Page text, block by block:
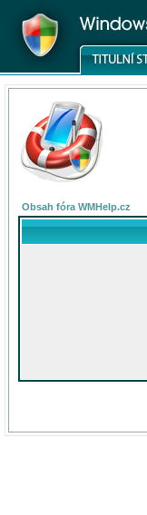
Obsah fóra WMHelp.cz